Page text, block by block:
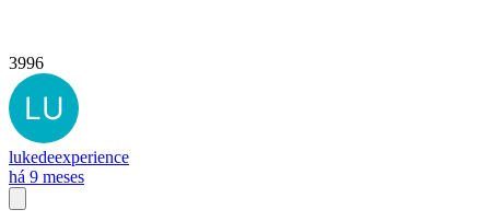
3996
lukedeexperience
há 9 meses